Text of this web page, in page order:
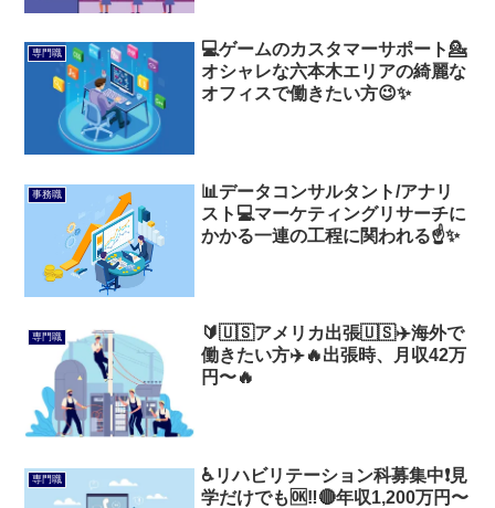
専門職
💻ゲームのカスタマーサポート💁
オシャレな六本木エリアの綺麗な
オフィスで働きたい方😉✨
事務職
📊データコンサルタント/アナリ
スト💻マーケティングリサーチに
かかる一連の工程に関われる☝️✨
専門職
🔰🇺🇸アメリカ出張🇺🇸✈️海外で
働きたい方✈️🔥出張時、月収42万
円〜🔥
専門職
♿リハビリテーション科募集中❗見
学だけでも🆗‼️🔴年収1,200万円〜